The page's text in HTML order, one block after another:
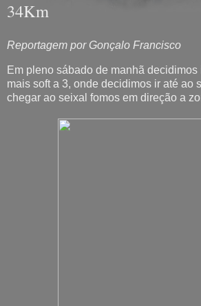
34Km
Reportagem por Gonçalo Francisco
Em pleno sábado de manhã
mais soft a 3, onde decidimos ir até ao
chegar ao seixal fomos em direção a